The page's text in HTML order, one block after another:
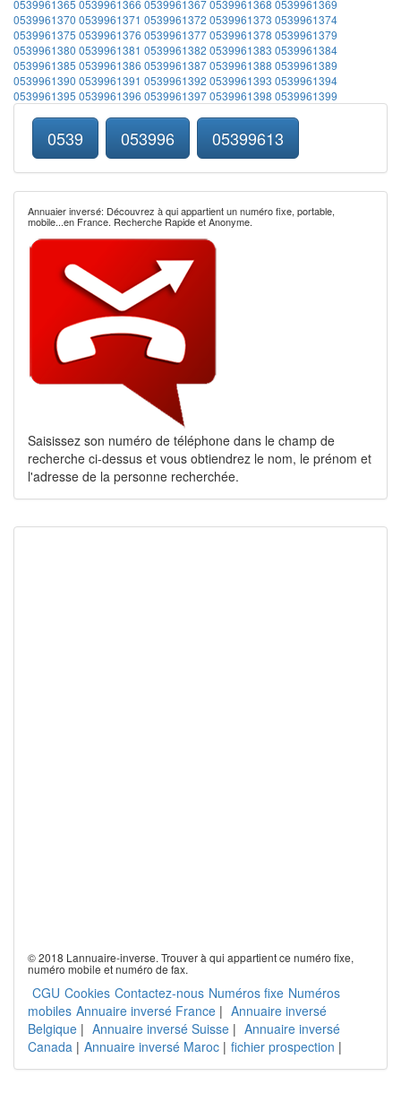
0539961365 0539961366 05399613670539961368 0539961369
0539961370 0539961371 0539961372 0539961373 0539961374
0539961375 0539961376 05399613770539961378 0539961379
0539961380 0539961381 0539961382 0539961383 0539961384
0539961385 0539961386 05399613870539961388 0539961389
0539961390 0539961391 0539961392 0539961393 0539961394
0539961395 0539961396 05399613970539961398 0539961399
0539 053996 05399613
Annuaier inversé: Découvrez à qui appartient un numéro fixe, portable,
mobile...en France. Recherche Rapide et Anonyme.
Saisissez son numéro de téléphone dans le champ de
recherche ci-dessus et vous obtiendrez le nom, le prénom et
l'adresse de la personne recherchée.
© 2018 Lannuaire-inverse. Trouver à qui appartient ce numéro fixe,
numéro mobile et numéro de fax.
CGU Cookies Contactez-nous Numéros fixe Numéros
mobiles Annuaire inversé France | Annuaire inversé
Belgique | Annuaire inversé Suisse | Annuaire inversé
Canada | Annuaire inversé Maroc | fichier prospection |